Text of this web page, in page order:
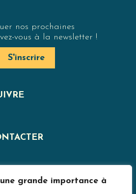
grande importance à
nos prochaines
vous à la newsletter !
S'inscrire
LÉGALES